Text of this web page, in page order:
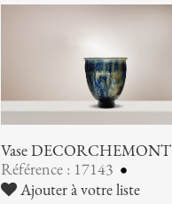
Vase DECORCHEMONT
Référence : 17143
Ajouter à votre liste